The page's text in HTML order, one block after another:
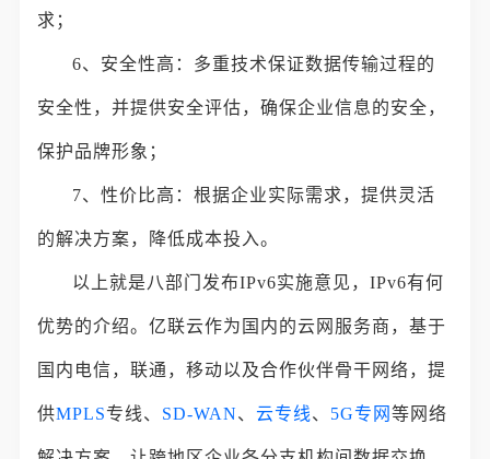
求；
6、安全性高：多重技术保证数据传输过程的
安全性，并提供安全评估，确保企业信息的安全，
保护品牌形象；
7、性价比高：根据企业实际需求，提供灵活
的解决方案，降低成本投入。
以上就是八部门发布IPv6实施意见，IPv6有何
优势的介绍。亿联云作为国内的云网服务商，基于
国内电信，联通，移动以及合作伙伴骨干网络，提
供MPLS专线、 SD-WAN、云专线、 5G专网等网络